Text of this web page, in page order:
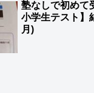
塾なしで初めて
小学生テスト】
月)